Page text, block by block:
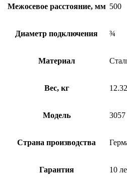
Межосевое расстояние, мм 500
Диаметр подключения ¾
Материал
Вес, кг 12.32
Модель 3057
Страна производства
Гарантия 10